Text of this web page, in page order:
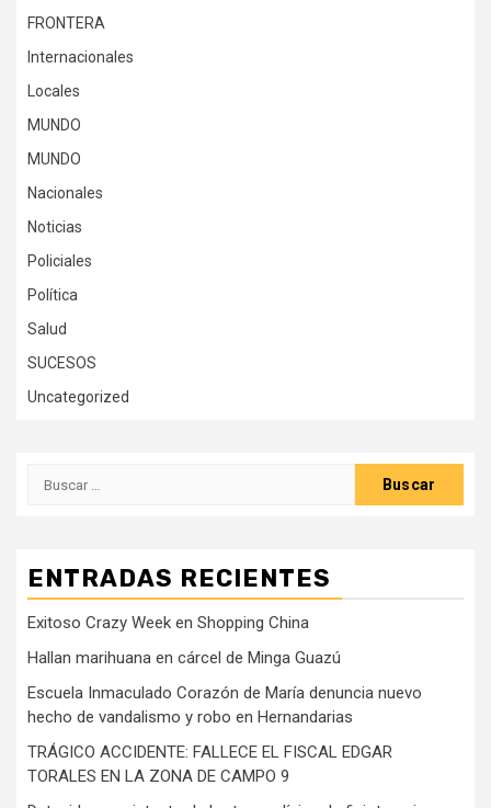
FRONTERA
Internacionales
Locales
MUNDO
MUNDO
Nacionales
Noticias
Policiales
Política
Salud
SUCESOS
Uncategorized
Buscar:
ENTRADAS RECIENTES
Exitoso Crazy Week en Shopping China
Hallan marihuana en cárcel de Minga Guazú
Escuela Inmaculado Corazón de María denuncia nuevo
hecho de vandalismo y robo en Hernandarias
TRÁGICO ACCIDENTE: FALLECE EL FISCAL EDGAR
TORALES EN LA ZONA DE CAMPO 9